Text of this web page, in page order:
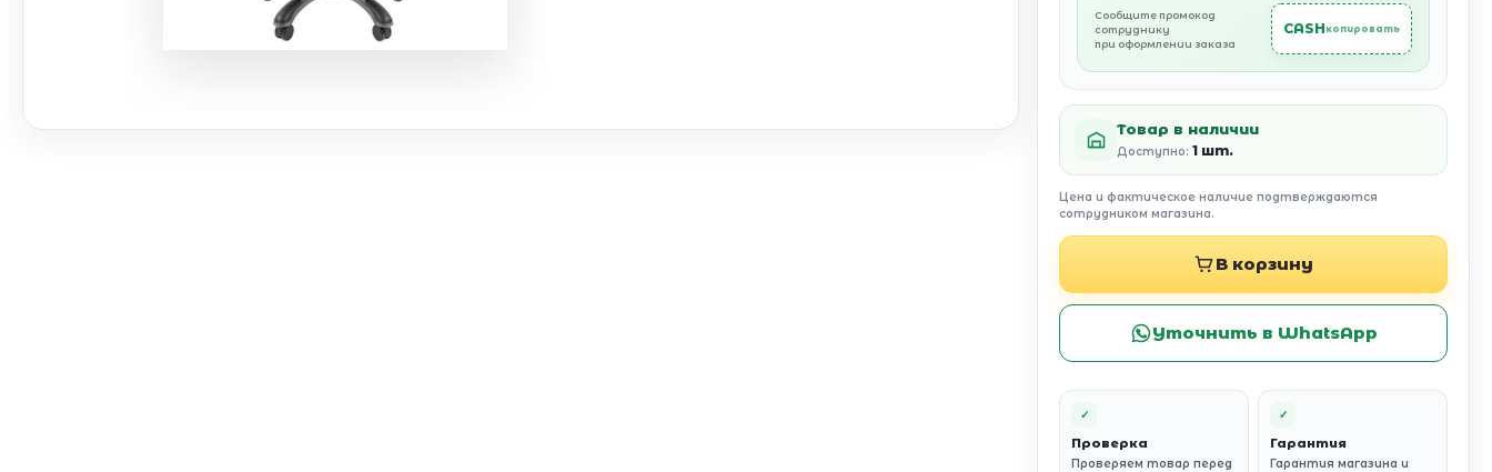
Сообщите промокод
сотруднику
при оформлении заказа
CASH копировать
Товар в наличии
Доступно: 1 шт.
Цена и фактическое наличие подтверждаются
сотрудником магазина.
В корзину
Уточнить в WhatsApp
✓
Проверка
Проверяем товар перед
✓
Гарантия
Гарантия магазина и